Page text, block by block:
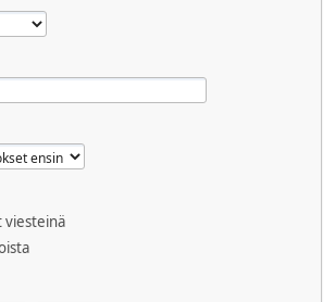
viesteinä